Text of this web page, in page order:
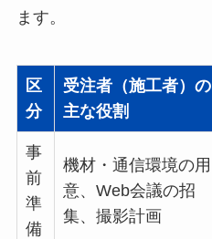
ます。
区
分
受注者（施工者）の
主な役割
事
前
準
備
機材・通信環境の用
意、Web会議の招
集、撮影計画